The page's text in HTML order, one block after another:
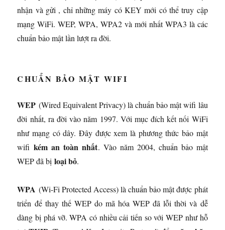
nhận và gửi , chỉ những máy có KEY mới có thể truy cập
mạng WiFi. WEP, WPA, WPA2 và mới nhất WPA3 là các
chuẩn bảo mật lần lượt ra đời.
CHUẨN BẢO MẬT WIFI
WEP (Wired Equivalent Privacy) là chuẩn bảo mật wifi lâu
đời nhất, ra đời vào năm 1997. Với mục đích kết nối WiFi
như mạng có dây. Đây được xem là phương thức bảo mật
wifikém an toàn nhất. Vào năm 2004, chuẩn bảo mật
WEP đã bịloại bỏ.
WPA (Wi-Fi Protected Access) là chuẩn bảo mật được phát
triển để thay thế WEP do mã hóa WEP đã lỗi thời và dễ
dàng bị phá vỡ. WPA có nhiều cải tiến so với WEP như hỗ